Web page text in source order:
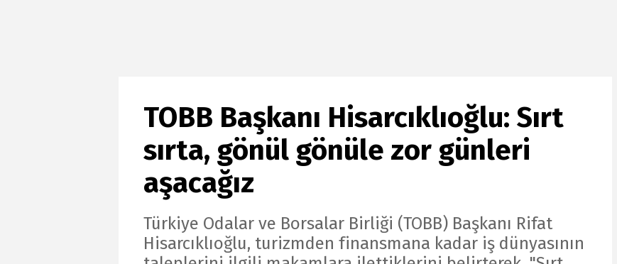
TOBB Başkanı Hisarcıklıoğlu: Sırt
sırta, gönül gönüle zor günleri
aşacağız
Türkiye Odalar ve Borsalar Birliği (TOBB) Başkanı Rifat
Hisarcıklıoğlu, turizmden finansmana kadar iş dünyasının